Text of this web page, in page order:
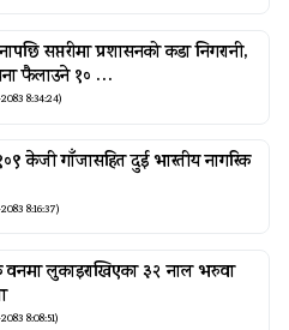
सप्तरीमा प्रशासनको कडा निगरानी,
फैलाउने १० …
8:34:24)
केजी गाँजासहित दुई भारतीय नागरिक
8:16:37)
वनमा लुकाइराखिएका ३२ नाल भरुवा
8:08:51)